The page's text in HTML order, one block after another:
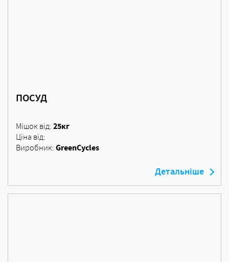
ПОСУД
Мішок від: 25кг
Ціна від:
Виробник: GreenCycles
Детальніше